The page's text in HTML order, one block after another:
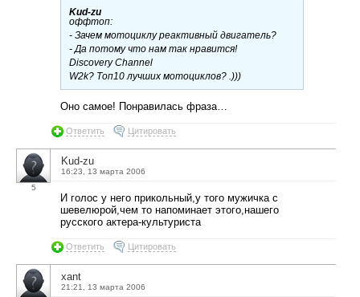
Kud-zu
оффтоп:
- Зачем мотоциклу реактивный двигатель?
- Да потому что нам так нравится!
Discovery Channel
W2k? Топ10 лучших мотоциклов? .)))
Оно самое! Понравилась фраза…
Ответить Цитировать
5
Kud-zu
16:23, 13 марта 2006
И голос у него прикольный,у того мужичка с
шевелюрой,чем то напоминает этого,нашего
русского актера-культуриста
Ответить Цитировать
xant
21:21, 13 марта 2006